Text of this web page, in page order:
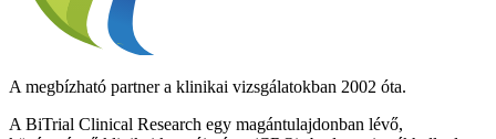
A megbízható partner a klinikai vizsgálatokban 2002 óta.
A BiTrial Clinical Research egy magántulajdonban lévő,